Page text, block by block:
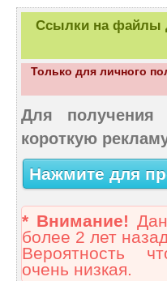
Ссылки на файлы
Только для личного
Для получения
короткую
Нажмите для
* Внимание!
более 2 лет
Вероятность
очень низкая.